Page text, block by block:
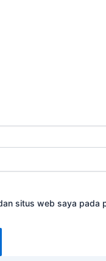
situs web saya